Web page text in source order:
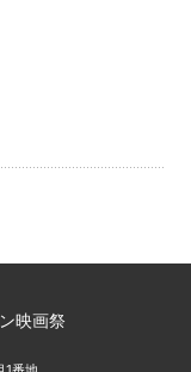
映画祭